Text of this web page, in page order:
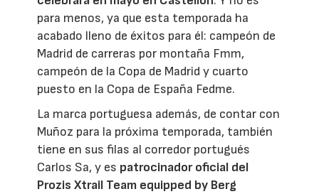
para menos, ya que esta temporada ha
acabado lleno de éxitos para él: campeón de
Madrid de carreras por montaña Fmm,
campeón de la Copa de Madrid y cuarto
puesto en la Copa de España Fedme.
La marca portuguesa además, de contar con
Muñoz para la próxima temporada, también
tiene en sus filas al corredor portugués
Carlos Sa, y es patrocinador oficial del
Prozis Xtrail Team equipped by Berg